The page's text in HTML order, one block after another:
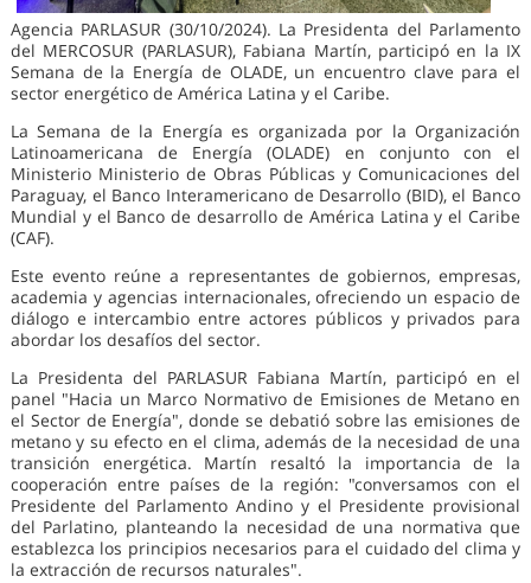
Agencia PARLASUR (30/10/2024). La Presidenta del Parlamento
del MERCOSUR (PARLASUR), Fabiana Martín, participó en la IX
Semana de la Energía de OLADE, un encuentro clave para el
sector energético de América Latina y el Caribe.
La Semana de la Energía es organizada por la Organización
Latinoamericana de Energía (OLADE) en conjunto con el
Ministerio Ministerio de Obras Públicas y Comunicaciones del
Paraguay, el Banco Interamericano de Desarrollo (BID), el Banco
Mundial y el Banco de desarrollo de América Latina y el Caribe
(CAF).
Este evento reúne a representantes de gobiernos, empresas,
academia y agencias internacionales, ofreciendo un espacio de
diálogo e intercambio entre actores públicos y privados para
abordar los desafíos del sector.
La Presidenta del PARLASUR Fabiana Martín, participó en el
panel "Hacia un Marco Normativo de Emisiones de Metano en
el Sector de Energía", donde se debatió sobre las emisiones de
metano y su efecto en el clima, además de la necesidad de una
transición energética. Martín resaltó la importancia de la
cooperación entre países de la región: "conversamos con el
Presidente del Parlamento Andino y el Presidente provisional
del Parlatino, planteando la necesidad de una normativa que
establezca los principios necesarios para el cuidado del clima y
la extracción de recursos naturales".